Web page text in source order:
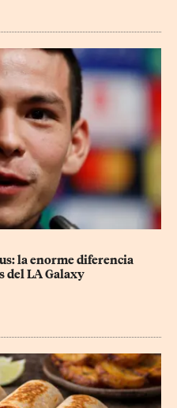
la enorme diferencia
del LA Galaxy